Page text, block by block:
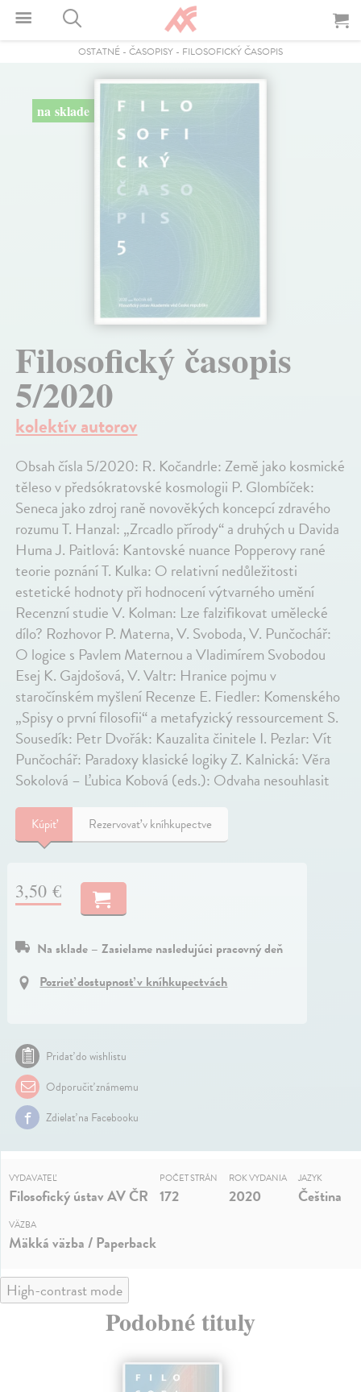
OSTATNÉ - ČASOPISY - FILOSOFICKÝ ČASOPIS
na sklade
Filosofický časopis
5/2020
kolektív autorov
Obsah čísla 5/2020: R. Kočandrle: Země jako kosmické
těleso v předsókratovské kosmologii P. Glombíček:
Seneca jako zdroj raně novověkých koncepcí zdravého
rozumu T. Hanzal: „Zrcadlo přírody“ a druhých u Davida
Huma J. Paitlová: Kantovské nuance Popperovy rané
teorie poznání T. Kulka: O relativní nedůležitosti
estetické hodnoty při hodnocení výtvarného umění
Recenzní studie V. Kolman: Lze falzifikovat umělecké
dílo? Rozhovor P. Materna, V. Svoboda, V. Punčochář:
O logice s Pavlem Maternou a Vladimírem Svobodou
Esej K. Gajdošová, V. Valtr: Hranice pojmu v
staročínském myšlení Recenze E. Fiedler: Komenského
„Spisy o první filosofii“ a metafyzický ressourcement S.
Sousedík: Petr Dvořák: Kauzalita činitele I. Pezlar: Vít
Punčochář: Paradoxy klasické logiky Z. Kalnická: Věra
Sokolová – Ľubica Kobová (eds.): Odvaha nesouhlasit
Kúpiť Rezervovať v kníhkupectve
3,50 €
Na sklade – Zasielame nasledujúci pracovný deň
Pozrieť dostupnosť v kníhkupectvách
Pridať do wishlistu
Odporučiť známemu
Zdielať na Facebooku
VYDAVATEĽ
Filosofický ústav AV ČR
POČET STRÁN
172
ROK VYDANIA
2020
JAZYK
Čeština
VÄZBA
Mäkká väzba / Paperback
High-contrast mode
Podobné tituly